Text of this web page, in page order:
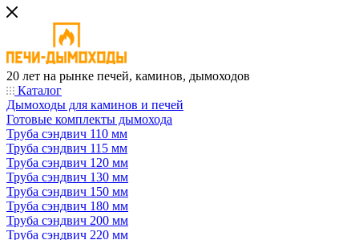
20 лет на рынке печей, каминов, дымоходов
Каталог
Дымоходы для каминов и печей
Готовые комплекты дымохода
Труба сэндвич 110 мм
Труба сэндвич 115 мм
Труба сэндвич 120 мм
Труба сэндвич 130 мм
Труба сэндвич 150 мм
Труба сэндвич 180 мм
Труба сэндвич 200 мм
Труба сэндвич 220 мм